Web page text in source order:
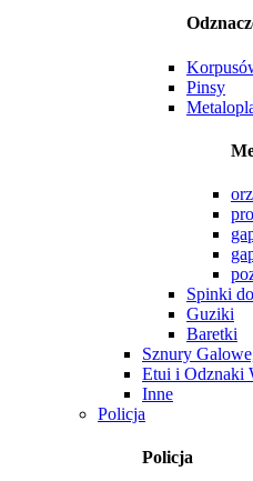
Pinsy
Spinki
Guziki
Baretki
Sznury
Etui i Odznaki
Inne
Policja
Policja